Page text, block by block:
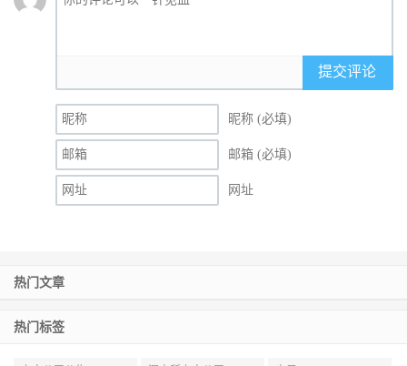
提交评论
昵称 (必填)
邮箱 (必填)
网址
热门文章
热门标签